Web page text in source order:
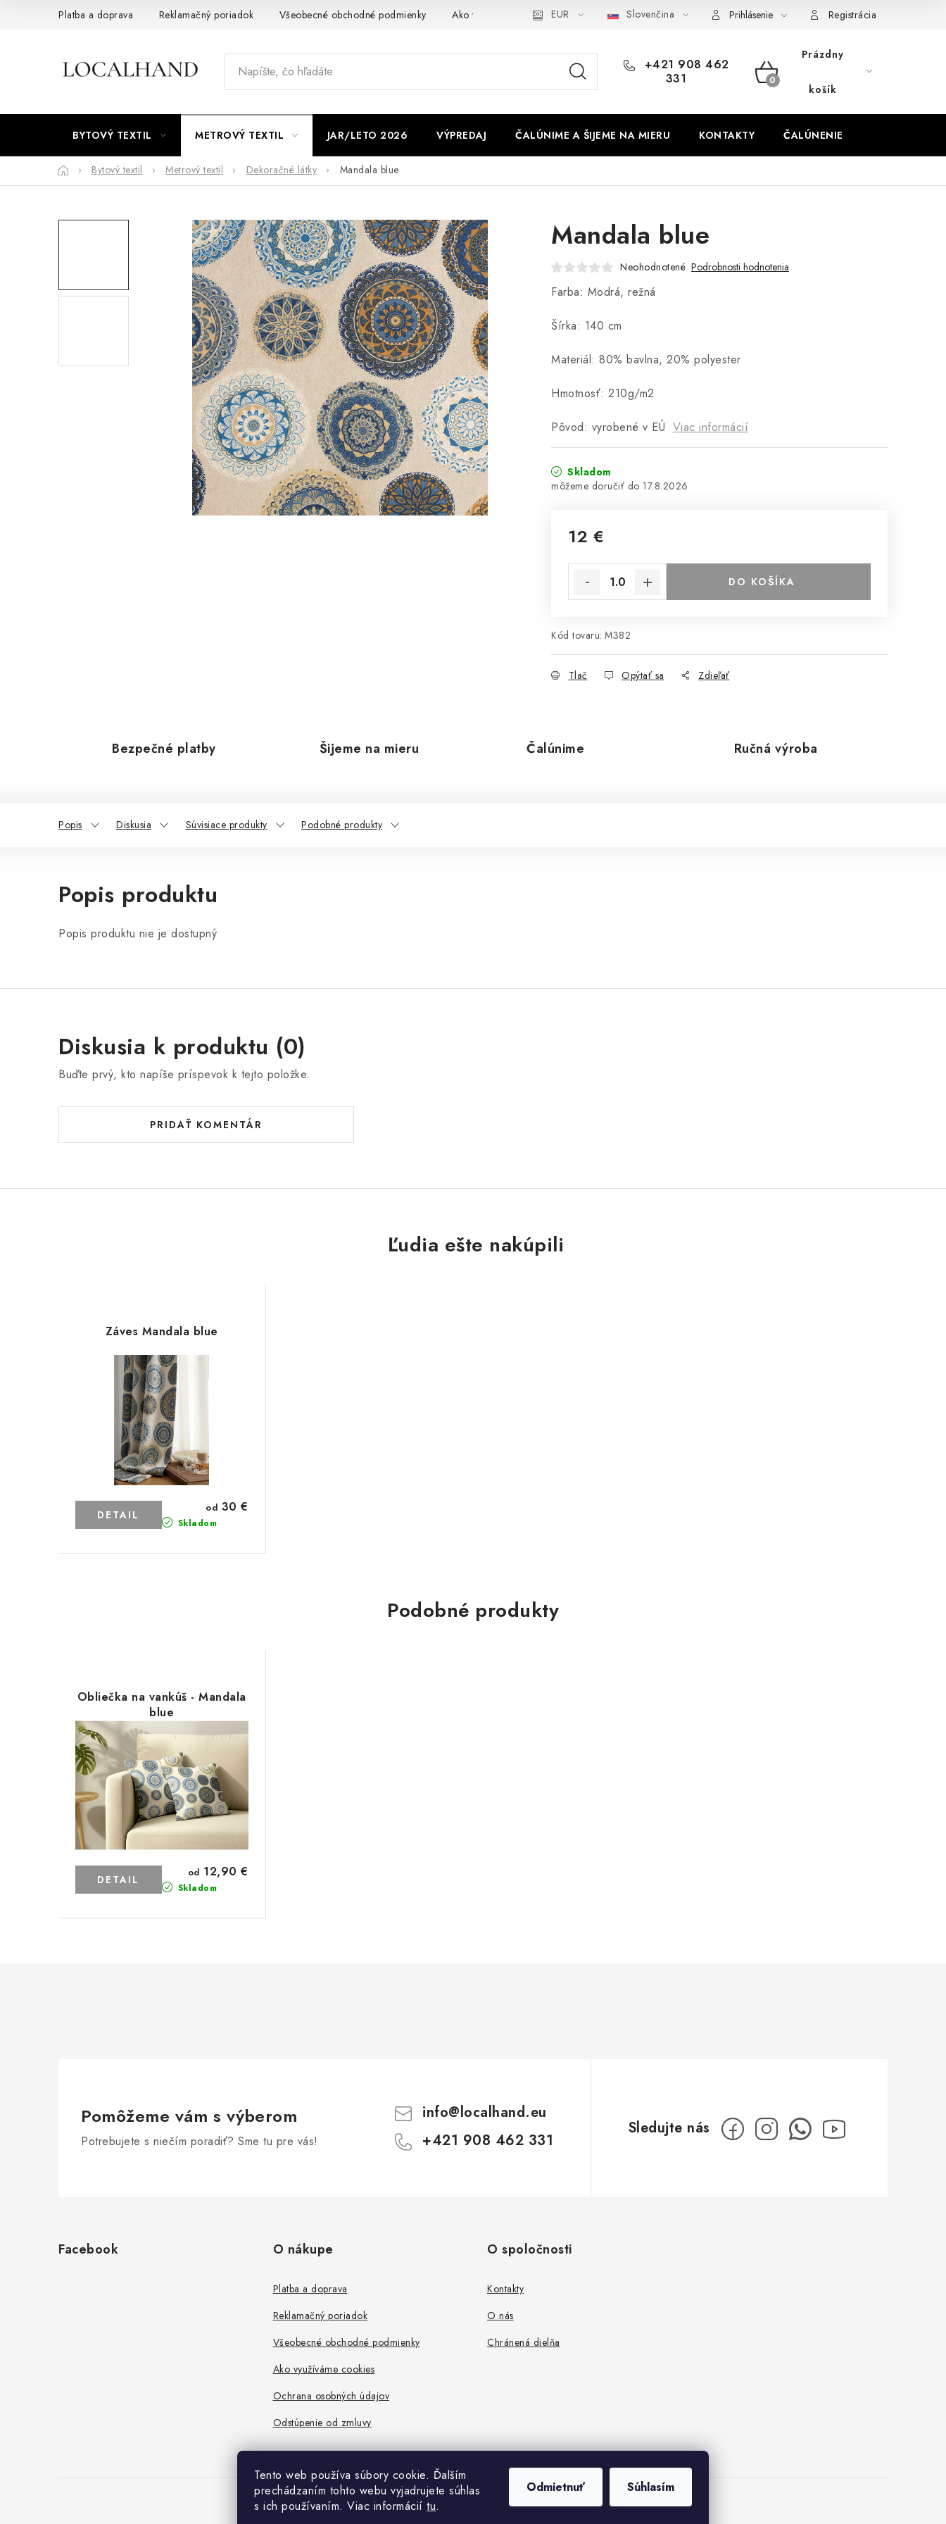
Tento web používa súbory cookie. Ďalším
prechádzaním tohto webu vyjadrujete súhlas
s ich používaním. Viac informácií tu.
Odmietnuť Súhlasím
Platba a doprava Reklamačný poriadok Všeobecné obchodné podmienky Ako využíváme cookies Ochrana osobných údajov Odstúpenie od zmluvy
EUR Slovenčina Prihlásenie Registrácia
+421 908 462
331
NÁKUPNÝ
Prázdny
košík
BYTOVÝ TEXTIL METROVÝ TEXTIL JAR/LETO 2026 VÝPREDAJ ČALÚNIME A ŠIJEME NA MIERU KONTAKTY ČALÚNENIE
DomovBytový textil Metrový textil Dekoračné látky Mandala blue
Mandala blue
Neohodnotené Podrobnosti hodnotenia
Farba: Modrá, režná
Šírka: 140 cm
Materiál: 80% bavlna, 20% polyester
Hmotnosť: 210g/m2
Pôvod: vyrobené v EÚ Viac informácií
Skladom
17.8.2026
12 €
DO KOŠÍKA
Kód tovaru: M382
Tlač Opýtať sa Zdieľať
Bezpečné platby Šijeme na mieru Čalúnime Ručná výroba
Popis Diskusia Súvisiace produkty Podobné produkty
Popis produktu
Popis produktu nie je dostupný
Diskusia k produktu (0)
Buďte prvý, kto napíše príspevok k tejto položke.
PRIDAŤ KOMENTÁR
Záves Mandala blue
Skladom
od 30 €
DETAIL
Podobné produkty
Obliečka na vankúš - Mandala
blue
Skladom
od 12,90 €
DETAIL
Pomôžeme vám s výberom
Potrebujete s niečím poradiť? Sme tu pre vás!
info@localhand.eu
+421 908 462 331
Facebook O nákupe
Platba a doprava
Reklamačný poriadok
Všeobecné obchodné podmienky
Ako využíváme cookies
Ochrana osobných údajov
Odstúpenie od zmluvy
O spoločnosti
Kontakty
O nás
Chránená dielňa
Copyright 2026Localhand